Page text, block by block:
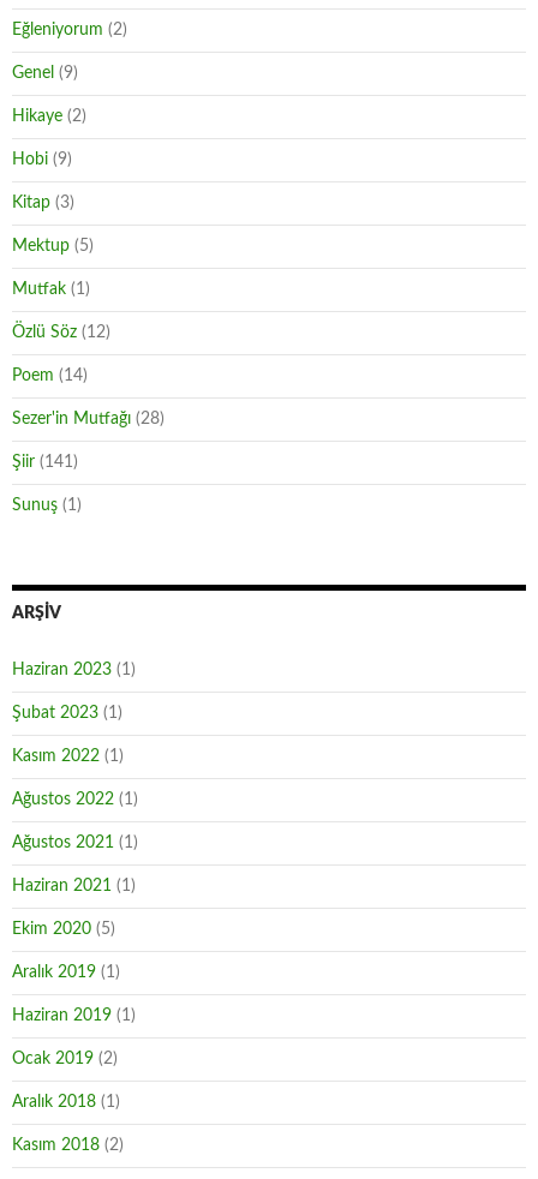
Eğleniyorum (2)
Genel (9)
Hikaye (2)
Hobi (9)
Kitap (3)
Mektup (5)
Mutfak (1)
Özlü Söz (12)
Poem (14)
Sezer'in Mutfağı (28)
Şiir (141)
Sunuş (1)
ARŞIV
Haziran 2023 (1)
Şubat 2023 (1)
Kasım 2022 (1)
Ağustos 2022 (1)
Ağustos 2021 (1)
Haziran 2021 (1)
Ekim 2020 (5)
Aralık 2019 (1)
Haziran 2019 (1)
Ocak 2019 (2)
Aralık 2018 (1)
Kasım 2018 (2)